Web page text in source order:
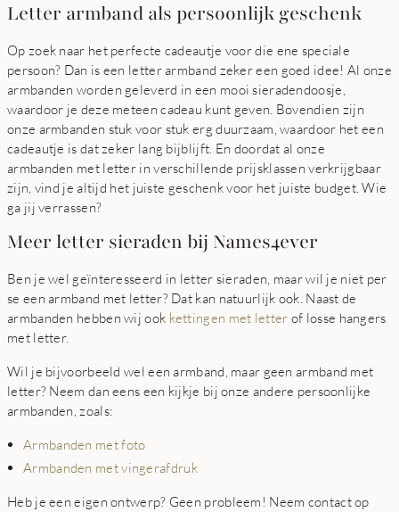
Letter armband als persoonlijk geschenk
Op zoek naar het perfecte cadeautje voor die ene speciale
persoon? Dan is een letter armband zeker een goed idee! Al onze
armbanden worden geleverd in een mooi sieradendoosje,
waardoor je deze meteen cadeau kunt geven. Bovendien zijn
onze armbanden stuk voor stuk erg duurzaam, waardoor het een
cadeautje is dat zeker lang bijblijft. En doordat al onze
armbanden met letter in verschillende prijsklassen verkrijgbaar
zijn, vind je altijd het juiste geschenk voor het juiste budget. Wie
ga jij verrassen?
Meer letter sieraden bij Names4ever
Ben je wel geïnteresseerd in letter sieraden, maar wil je niet per
se een armband met letter? Dat kan natuurlijk ook. Naast de
armbanden hebben wij ook kettingen met letter of losse hangers
met letter.
Wil je bijvoorbeeld wel een armband, maar geen armband met
letter? Neem dan eens een kijkje bij onze andere persoonlijke
armbanden, zoals:
Armbanden met foto
Armbanden met vingerafdruk
Heb je een eigen ontwerp? Geen probleem! Neem contact op